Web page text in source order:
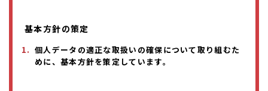
基本方針の策定
個人データの適正な取扱いの確保について取り組むた
めに、基本方針を策定しています。